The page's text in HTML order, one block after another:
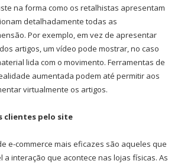
na forma como os retalhistas apresentam
detalhadamente todas as
Por exemplo, em vez de apresentar
artigos, um vídeo pode mostrar, no caso
lida com o movimento. Ferramentas de
aumentada podem até permitir aos
virtualmente os artigos.
clientes pelo site
e-commerce mais eficazes são aqueles que
a interação que acontece nas lojas físicas. As